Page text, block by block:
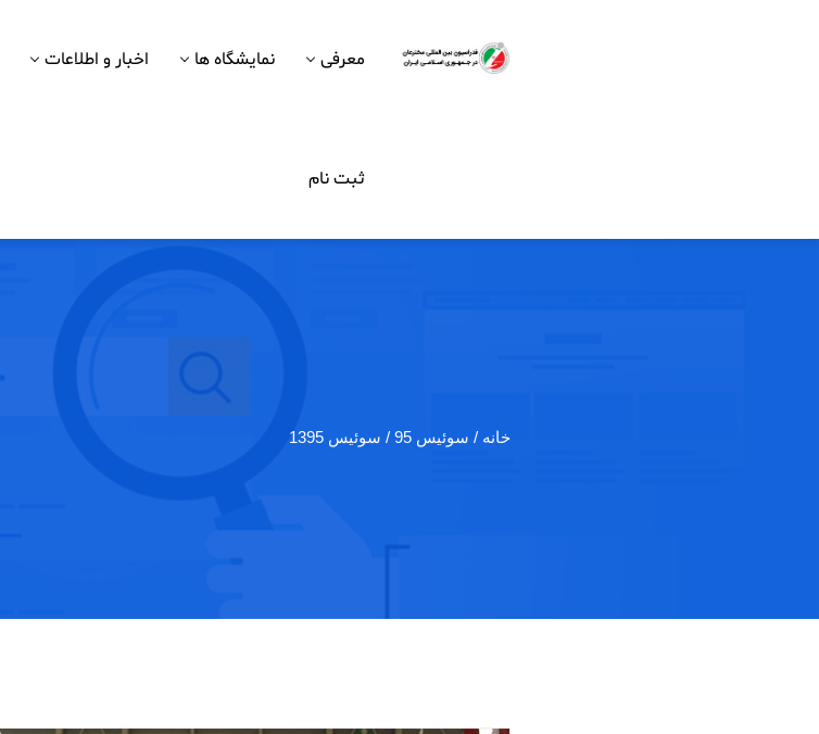
معرفی نمایشگاه ها اخبار و اطلاعات
ثبت نام
خانه / سوئیس 95 / سوئیس 1395